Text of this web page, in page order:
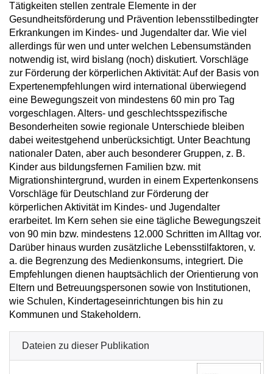
Tätigkeiten stellen zentrale Elemente in der
Gesundheitsförderung und Prävention lebensstilbedingter
Erkrankungen im Kindes- und Jugendalter dar. Wie viel
allerdings für wen und unter welchen Lebensumständen
notwendig ist, wird bislang (noch) diskutiert. Vorschläge
zur Förderung der körperlichen Aktivität: Auf der Basis von
Expertenempfehlungen wird international überwiegend
eine Bewegungszeit von mindestens 60 min pro Tag
vorgeschlagen. Alters- und geschlechtsspezifische
Besonderheiten sowie regionale Unterschiede bleiben
dabei weitestgehend unberücksichtigt. Unter Beachtung
nationaler Daten, aber auch besonderer Gruppen, z. B.
Kinder aus bildungsfernen Familien bzw. mit
Migrationshintergrund, wurden in einem Expertenkonsens
Vorschläge für Deutschland zur Förderung der
körperlichen Aktivität im Kindes- und Jugendalter
erarbeitet. Im Kern sehen sie eine tägliche Bewegungszeit
von 90 min bzw. mindestens 12.000 Schritten im Alltag vor.
Darüber hinaus wurden zusätzliche Lebensstilfaktoren, v.
a. die Begrenzung des Medienkonsums, integriert. Die
Empfehlungen dienen hauptsächlich der Orientierung von
Eltern und Betreuungspersonen sowie von Institutionen,
wie Schulen, Kindertageseinrichtungen bis hin zu
Kommunen und Stakeholdern.
Dateien zu dieser Publikation